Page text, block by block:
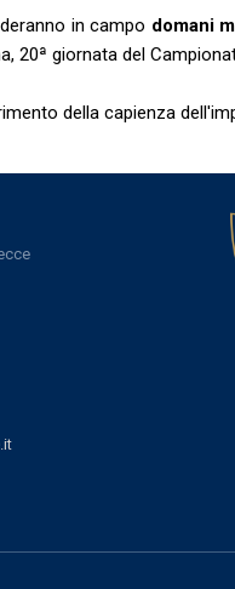
in campo domani
20ª giornata del
della capienza